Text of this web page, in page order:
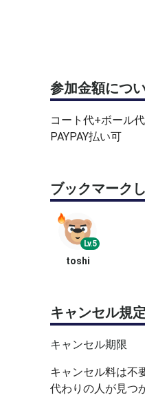
参加金額につ
コート代+ボール代
PAYPAY払い可
ブックマーク
Lv.5
toshi
キャンセル規定
キャンセル期限
キャンセル料は不
代わりの人が見つ